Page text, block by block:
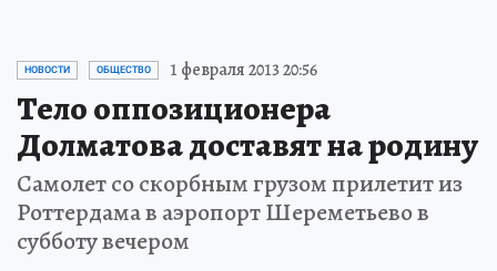
НОВОСТИ ОБЩЕСТВО 1 февраля 2013 20:56
Тело оппозиционера
Долматова доставят на родину
Самолет со скорбным грузом прилетит из
Роттердама в аэропорт Шереметьево в